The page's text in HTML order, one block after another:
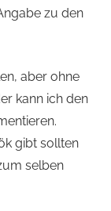
zu den
aber ohne
kann ich den
gibt sollten
selben